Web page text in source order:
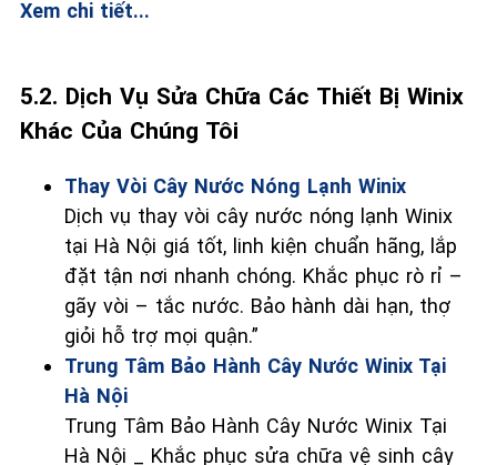
Xem chi tiết...
5.2. Dịch Vụ Sửa Chữa Các Thiết Bị Winix
Khác Của Chúng Tôi
Thay Vòi Cây Nước Nóng Lạnh Winix
Dịch vụ thay vòi cây nước nóng lạnh Winix
tại Hà Nội giá tốt, linh kiện chuẩn hãng, lắp
đặt tận nơi nhanh chóng. Khắc phục rò rỉ –
gãy vòi – tắc nước. Bảo hành dài hạn, thợ
giỏi hỗ trợ mọi quận.”
Trung Tâm Bảo Hành Cây Nước Winix Tại
Hà Nội
Trung Tâm Bảo Hành Cây Nước Winix Tại
Hà Nội _ Khắc phục sửa chữa vệ sinh cây